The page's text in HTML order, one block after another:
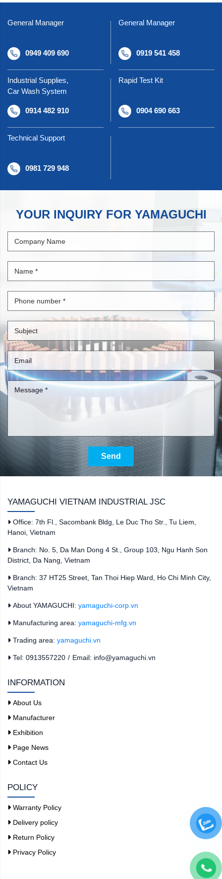
General Manager
0949 409 690
General Manager
0919 541 458
Industrial Supplies,
Car Wash System
0914 482 910
Rapid Test Kit
0904 690 663
Technical Support
0981 729 948
YOUR INQUIRY FOR YAMAGUCHI
Send
YAMAGUCHI VIETNAM INDUSTRIAL JSC
Office: 7th Fl., Sacombank Bldg, Le Duc Tho Str., Tu Liem,
Hanoi, Vietnam
Branch: No. 5, Da Man Dong 4 St., Group 103, Ngu Hanh Son
District, Da Nang, Vietnam
Branch: 37 HT25 Street, Tan Thoi Hiep Ward, Ho Chi Minh City,
Vietnam
About YAMAGUCHI: yamaguchi-corp.vn
Manufacturing area: yamaguchi-mfg.vn
Trading area: yamaguchi.vn
Tel: 0913557220 / Email: info@yamaguchi.vn
INFORMATION
About Us
Manufacturer
Exhibition
Page News
Contact Us
POLICY
Warranty Policy
Delivery policy
Return Policy
Privacy Policy